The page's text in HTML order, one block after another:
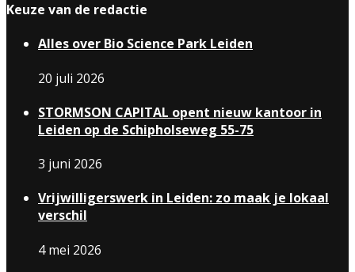
Keuze van de redactie
Alles over Bio Science Park Leiden
20 juli 2026
STORMSON CAPITAL opent nieuw kantoor in
Leiden op de Schipholseweg 55-75
3 juni 2026
Vrijwilligerswerk in Leiden: zo maak je lokaal
verschil
4 mei 2026